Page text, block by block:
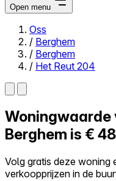
Open menu
Close menu
Zelf kopen
Alles-in-één
Reviews
Log in
Oss
/ Berghem
/ Berghem
/ Het Reut 204
Woningwaarde
Berghem is €
Volg gratis deze woning
verkoopprijzen in de